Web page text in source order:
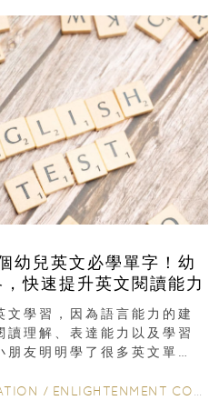
幼兒英文必學單字！幼
快速提升英文閱讀能力
學習，因為語言能力的建
讀理解、表達能力以及學習
朋友明明學了很多英文單
/ ENLIGHTENMENT CORNER